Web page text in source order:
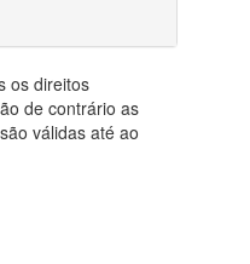
os direitos
de contrário as
válidas até ao